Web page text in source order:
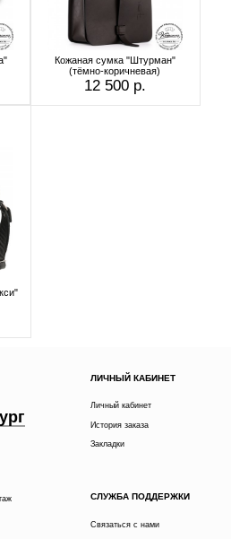
Кожаная сумка "Штурман"
(тёмно-коричневая)
12 500 р.
ЛИЧНЫЙ КАБИНЕТ
Личный кабинет
История заказа
Закладки
СЛУЖБА ПОДДЕРЖКИ
Связаться с нами